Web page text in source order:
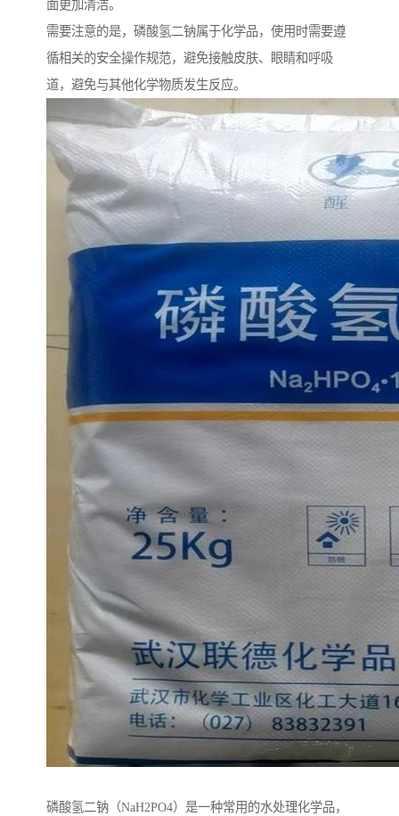
面更加清洁。
需要注意的是，磷酸氢二钠属于化学品，使用时需要遵
循相关的安全操作规范，避免接触皮肤、眼睛和呼吸
道，避免与其他化学物质发生反应。
磷酸氢二钠（NaH2PO4）是一种常用的水处理化学品，